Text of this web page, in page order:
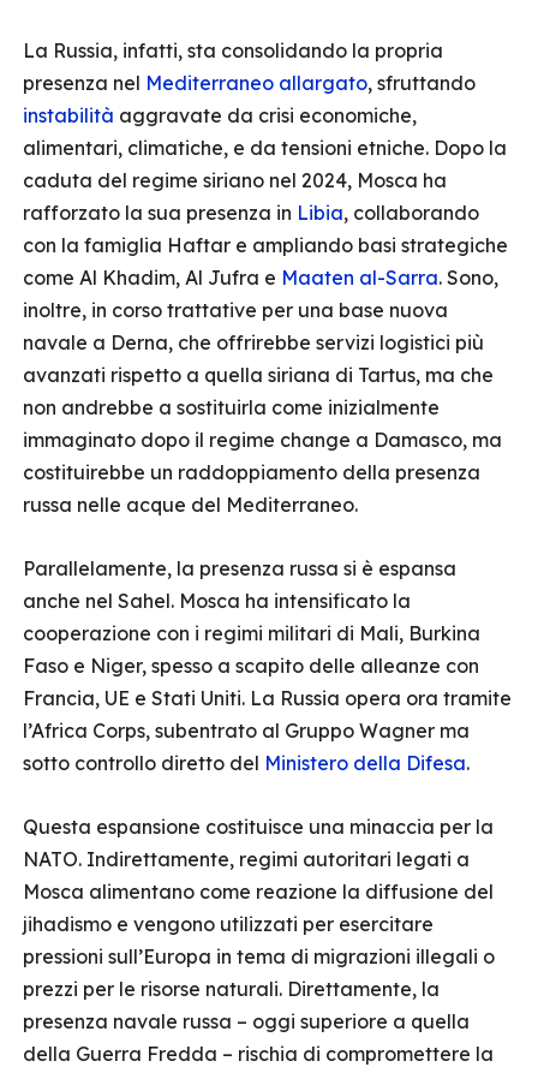
La Russia, infatti, sta consolidando la propria
presenza nel Mediterraneo allargato, sfruttando
instabilità aggravate da crisi economiche,
alimentari, climatiche, e da tensioni etniche. Dopo la
caduta del regime siriano nel 2024, Mosca ha
rafforzato la sua presenza in Libia, collaborando
con la famiglia Haftar e ampliando basi strategiche
come Al Khadim, Al Jufra e Maaten al-Sarra. Sono,
inoltre, in corso trattative per una base nuova
navale a Derna, che offrirebbe servizi logistici più
avanzati rispetto a quella siriana di Tartus, ma che
non andrebbe a sostituirla come inizialmente
immaginato dopo il regime change a Damasco, ma
costituirebbe un raddoppiamento della presenza
russa nelle acque del Mediterraneo.
Parallelamente, la presenza russa si è espansa
anche nel Sahel. Mosca ha intensificato la
cooperazione con i regimi militari di Mali, Burkina
Faso e Niger, spesso a scapito delle alleanze con
Francia, UE e Stati Uniti. La Russia opera ora tramite
l’Africa Corps, subentrato al Gruppo Wagner ma
sotto controllo diretto del Ministero della Difesa.
Questa espansione costituisce una minaccia per la
NATO. Indirettamente, regimi autoritari legati a
Mosca alimentano come reazione la diffusione del
jihadismo e vengono utilizzati per esercitare
pressioni sull’Europa in tema di migrazioni illegali o
prezzi per le risorse naturali. Direttamente, la
presenza navale russa – oggi superiore a quella
della Guerra Fredda – rischia di compromettere la